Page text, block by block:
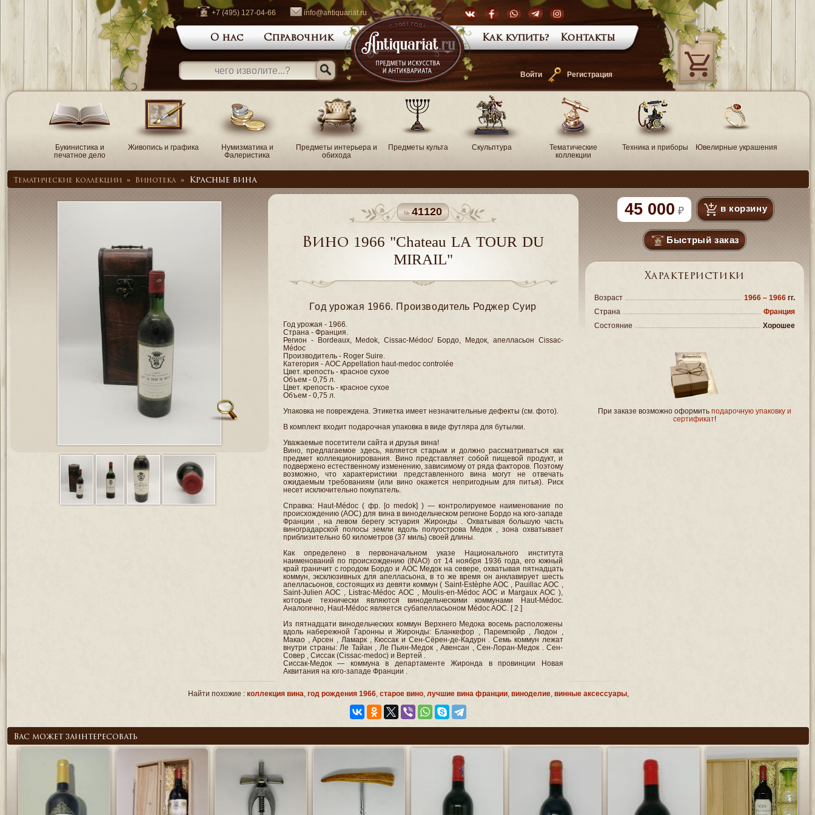
+7 (495) 127-04-66 info@antiquariat.ru
Войти Регистрация
О нас Справочник Как купить? Контакты
—
Букинистика и
печатное дело
Живопись и графика
Нумизматика и
Фалеристика
Предметы интерьера и
обихода
Предметы культа Скульптура
Тематические
коллекции
Техника и приборы Ювелирные украшения
Тематические коллекции » Винотека » Красные вина
41120
Вино 1966 "Chateau LA TOUR DU
MIRAIL"
Год урожая 1966. Производитель Роджер Суир
Год урожая - 1966.
Страна - Франция.
Регион - Bordeaux, Medok, Cissac-Médoc/ Бордо, Медок, апелласьон Cissac-
Médoc
Производитель - Roger Suire.
Категория - AOC Appellation haut-medoc controlée
Цвет. крепость - красное сухое
Объем - 0,75 л.
Цвет. крепость - красное сухое
Объем - 0,75 л.
Упаковка не повреждена. Этикетка имеет незначительные дефекты (см. фото).
В комплект входит подарочная упаковка в виде футляра для бутылки.
Уважаемые посетители сайта и друзья вина!
Вино, предлагаемое здесь, является старым и должно рассматриваться как
предмет коллекционирования. Вино представляет собой пищевой продукт, и
подвержено естественному изменению, зависимому от ряда факторов. Поэтому
возможно, что характеристики представленного вина могут не отвечать
ожидаемым требованиям (или вино окажется непригодным для питья). Риск
несет исключительно покупатель.
Справка: Haut-Médoc ( фр. [o medok] ) — контролируемое наименование по
происхождению (AOC) для вина в винодельческом регионе Бордо на юго-западе
Франции , на левом берегу эстуария Жиронды . Охватывая большую часть
виноградарской полосы земли вдоль полуострова Медок , зона охватывает
приблизительно 60 километров (37 миль) своей длины.
Как определено в первоначальном указе Национального института
наименований по происхождению (INAO) от 14 ноября 1936 года, его южный
край граничит с городом Бордо и AOC Медок на севере, охватывая пятнадцать
коммун, эксклюзивных для апелласьона, в то же время он анклавирует шесть
апелласьонов, состоящих из девяти коммун ( Saint-Estèphe AOC , Pauillac AOC ,
Saint-Julien AOC , Listrac-Médoc AOC , Moulis-en-Médoc AOC и Margaux AOC ),
которые технически являются винодельческими коммунами Haut-Médoc.
Аналогично, Haut-Médoc является субапелласьоном Médoc AOC. [ 2 ]
Из пятнадцати винодельческих коммун Верхнего Медока восемь расположены
вдоль набережной Гаронны и Жиронды: Бланкефор , Паремпюйр , Людон ,
Макао , Арсен , Ламарк , Кюссак и Сен-Сёрен-де-Кадурн . Семь коммун лежат
внутри страны: Ле Тайан , Ле Пьян-Медок , Авенсан , Сен-Лоран-Медок . Сен-
Совер , Сиссак (Cissac-medoc) и Вертей .
Сиссак-Медок — коммуна в департаменте Жиронда в провинции Новая
Аквитания на юго-западе Франции .
45 000 в корзину
Быстрый заказ
Характеристики
Возраст 1966 – 1966 гг.
Страна
Франция
Состояние
Хорошее
При заказе возможно оформить подарочную упаковку и
сертификат!
Найти похожие : коллекция вина год рождения 1966, старое вино, лучшие вина франции, виноделие, винные аксессуары,
Вас может заинтересовать